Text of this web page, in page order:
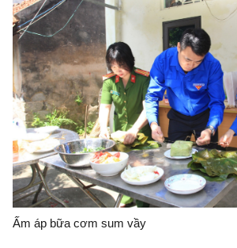
Ấm áp bữa cơm sum vầy